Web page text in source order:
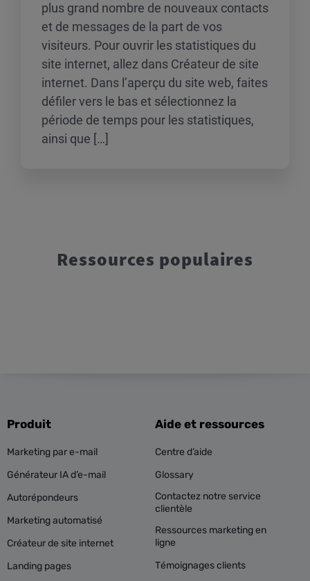
plus grand nombre de nouveaux contacts
et de messages de la part de vos
visiteurs. Pour ouvrir les statistiques du
site internet, allez dans Créateur de site
internet. Dans l’aperçu du site web, faites
défiler vers le bas et sélectionnez la
période de temps pour les statistiques,
ainsi que […]
Ressources populaires
Produit
Marketing par e-mail
Générateur IA d’e-mail
Autorépondeurs
Marketing automatisé
Créateur de site internet
Landing pages
Aide et ressources
Centre d’aide
Glossary
Contactez notre service
clientèle
Ressources marketing en
ligne
Témoignages clients